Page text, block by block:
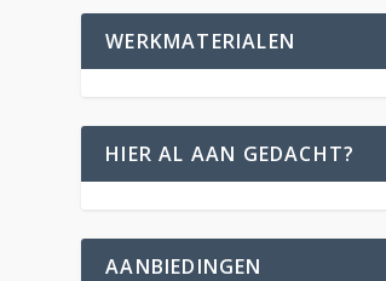
WERKMATERIALEN
HIER AL AAN GEDACHT?
AANBIEDINGEN